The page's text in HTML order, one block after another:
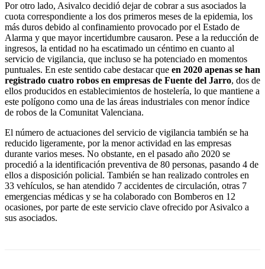
Por otro lado, Asivalco decidió dejar de cobrar a sus asociados la
cuota correspondiente a los dos primeros meses de la epidemia, los
más duros debido al confinamiento provocado por el Estado de
Alarma y que mayor incertidumbre causaron. Pese a la reducción de
ingresos, la entidad no ha escatimado un céntimo en cuanto al
servicio de vigilancia, que incluso se ha potenciado en momentos
puntuales. En este sentido cabe destacar que en 2020 apenas se han
registrado cuatro robos en empresas de Fuente del Jarro, dos de
ellos producidos en establecimientos de hostelería, lo que mantiene a
este polígono como una de las áreas industriales con menor índice
de robos de la Comunitat Valenciana.
El número de actuaciones del servicio de vigilancia también se ha
reducido ligeramente, por la menor actividad en las empresas
durante varios meses. No obstante, en el pasado año 2020 se
procedió a la identificación preventiva de 80 personas, pasando 4 de
ellos a disposición policial. También se han realizado controles en
33 vehículos, se han atendido 7 accidentes de circulación, otras 7
emergencias médicas y se ha colaborado con Bomberos en 12
ocasiones, por parte de este servicio clave ofrecido por Asivalco a
sus asociados.